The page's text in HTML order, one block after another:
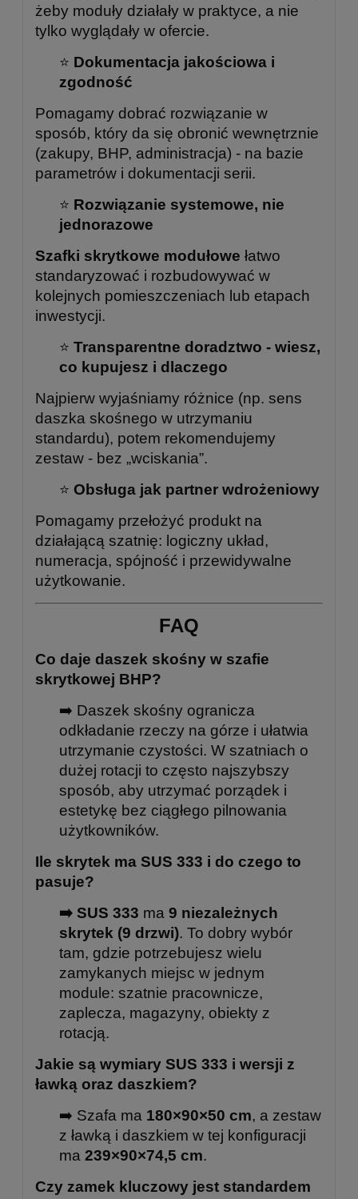
żeby moduły działały w praktyce, a nie
tylko wyglądały w ofercie.
⭐ Dokumentacja jakościowa i
zgodność
Pomagamy dobrać rozwiązanie w
sposób, który da się obronić wewnętrznie
(zakupy, BHP, administracja) - na bazie
parametrów i dokumentacji serii.
⭐ Rozwiązanie systemowe, nie
jednorazowe
Szafki skrytkowe modułowe łatwo
standaryzować i rozbudowywać w
kolejnych pomieszczeniach lub etapach
inwestycji.
⭐ Transparentne doradztwo - wiesz,
co kupujesz i dlaczego
Najpierw wyjaśniamy różnice (np. sens
daszka skośnego w utrzymaniu
standardu), potem rekomendujemy
zestaw - bez „wciskania”.
⭐ Obsługa jak partner wdrożeniowy
Pomagamy przełożyć produkt na
działającą szatnię: logiczny układ,
numeracja, spójność i przewidywalne
użytkowanie.
FAQ
Co daje daszek skośny w szafie
skrytkowej BHP?
➡️ Daszek skośny ogranicza
odkładanie rzeczy na górze i ułatwia
utrzymanie czystości. W szatniach o
dużej rotacji to często najszybszy
sposób, aby utrzymać porządek i
estetykę bez ciągłego pilnowania
użytkowników.
Ile skrytek ma SUS 333 i do czego to
pasuje?
➡️ SUS 333 ma 9 niezależnych
skrytek (9 drzwi). To dobry wybór
tam, gdzie potrzebujesz wielu
zamykanych miejsc w jednym
module: szatnie pracownicze,
zaplecza, magazyny, obiekty z
rotacją.
Jakie są wymiary SUS 333 i wersji z
ławką oraz daszkiem?
➡️ Szafa ma 180×90×50 cm, a zestaw
z ławką i daszkiem w tej konfiguracji
ma 239×90×74,5 cm.
Czy zamek kluczowy jest standardem